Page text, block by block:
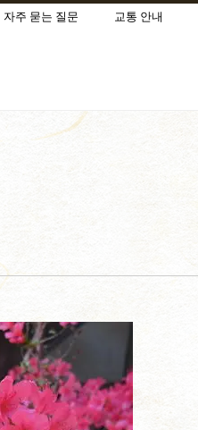
자주 묻는 질문 교통 안내